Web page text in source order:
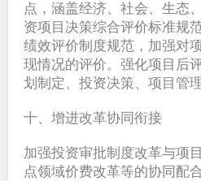
点，涵盖经济、社会、生态
资项目决策综合评价标准规
绩效评价制度规范，加强对
现情况的评价。强化项目后
划制定、投资决策、项目管
十、增进改革协同衔接
加强投资审批制度改革与项
点领域价费改革等的协同配